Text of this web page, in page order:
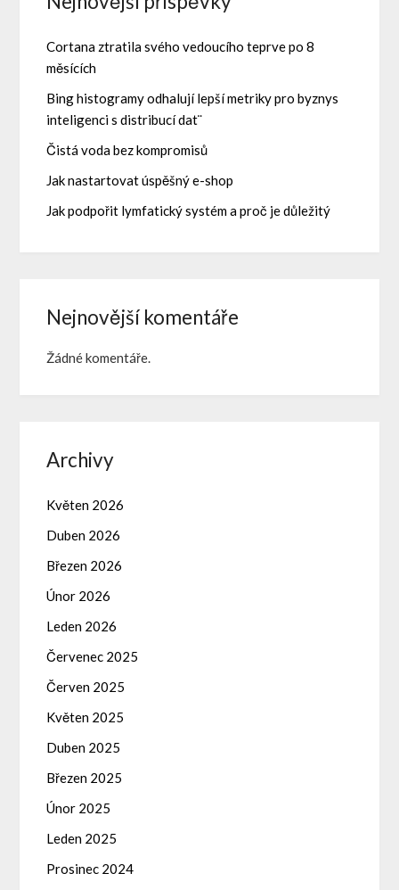
Cortana ztratila svého vedoucího teprve po 8
měsících
Bing histogramy odhalují lepší metriky pro byznys
inteligenci s distribucí dat¨
Čistá voda bez kompromisů
Jak nastartovat úspěšný e-shop
Jak podpořit lymfatický systém a proč je důležitý
Nejnovější komentáře
Žádné komentáře.
Archivy
Květen 2026
Duben 2026
Březen 2026
Únor 2026
Leden 2026
Červenec 2025
Červen 2025
Květen 2025
Duben 2025
Březen 2025
Únor 2025
Leden 2025
Prosinec 2024